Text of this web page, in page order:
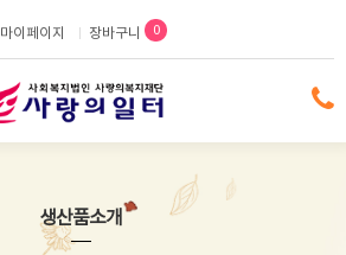
마이페이지 장바구니 0
생산품소개